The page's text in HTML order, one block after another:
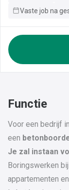
Vaste job na
Functie
Voor een bedrijf
een
Je zal instaan
Boringswerken
appartementen